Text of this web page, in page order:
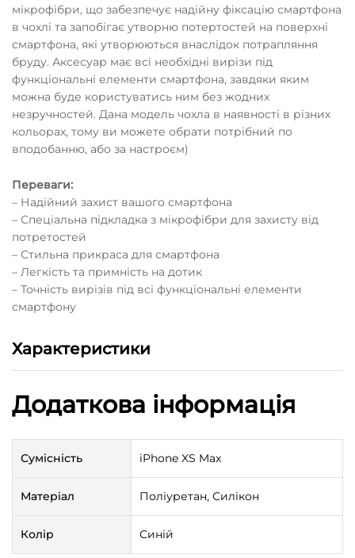
мікрофібри, що забезпечує надійну фіксацію смартфона
в чохлі та запобігає утворню потертостей на поверхні
смартфона, які утворюються внаслідок потрапляння
бруду. Аксесуар має всі необхідні вирізи під
функціональні елементи смартфона, завдяки яким
можна буде користуватись ним без жодних
незручностей. Дана модель чохла в наявності в різних
кольорах, тому ви можете обрати потрібний по
вподобанню, або за настроєм)
Переваги:
– Надійний захист вашого смартфона
– Спеціальна підкладка з мікрофібри для захисту від
потретостей
– Стильна прикраса для смартфона
– Легкість та примність на дотик
– Точність вирізів під всі функціональні елементи
смартфону
Характеристики
Додаткова інформація
Сумісність iPhone XS Max
Матеріал Поліуретан, Силікон
Колір Синій